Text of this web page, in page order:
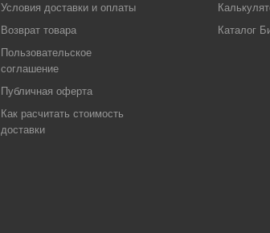
Условия доставки и оплаты
Возврат товара
Пользовательское
соглашение
Публичная оферта
Как расчитать стоимость
доставки
Каталог